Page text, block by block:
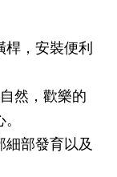
桿，安裝便利
然，歡樂的
部發育以及